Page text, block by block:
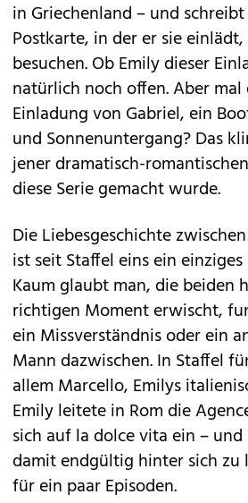
in Griechenland – und
Postkarte, in der er sie
besuchen. Ob Emily dieser
natürlich noch offen. Aber mal
Einladung von Gabriel, ein
und Sonnenuntergang? Das
jener dramatisch-
diese Serie gemacht wurde.
Die Liebesgeschichte
ist seit Staffel eins ein
Kaum glaubt man, die beiden
richtigen Moment erwischt,
ein Missverständnis oder ein
Mann dazwischen. In Staffel
allem Marcello, Emilys
Emily leitete in Rom die
sich auf la dolce vita ein – und
damit endgültig hinter sich zu
für ein paar Episoden.